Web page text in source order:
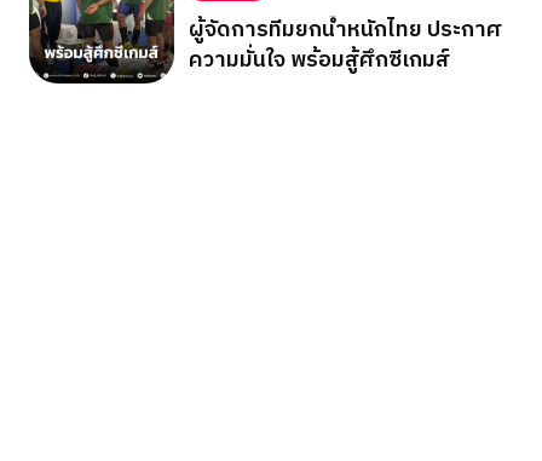
ผู้จัดการทีมยกน้ำหนักไทย ประกาศ
ความมั่นใจ พร้อมสู้ศึกซีเกมส์